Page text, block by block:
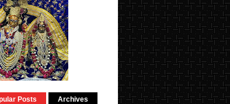
Posts Archives